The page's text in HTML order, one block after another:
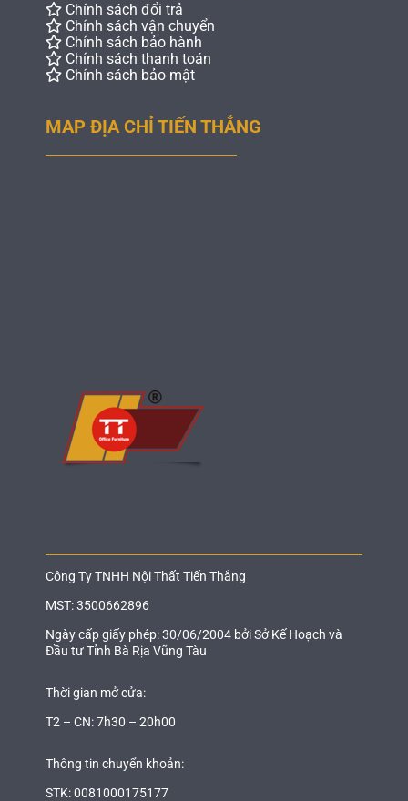
Chính sách đổi trả
Chính sách vận chuyển
Chính sách bảo hành
Chính sách thanh toán
Chính sách bảo mật
MAP ĐỊA CHỈ TIẾN THẮNG
Công Ty TNHH Nội Thất Tiến Thắng
MST: 3500662896
Ngày cấp giấy phép: 30/06/2004 bởi Sở Kế Hoạch và
Đầu tư Tỉnh Bà Rịa Vũng Tàu
Thời gian mở cửa:
T2 – CN: 7h30 – 20h00
Thông tin chuyển khoản:
STK: 0081000175177